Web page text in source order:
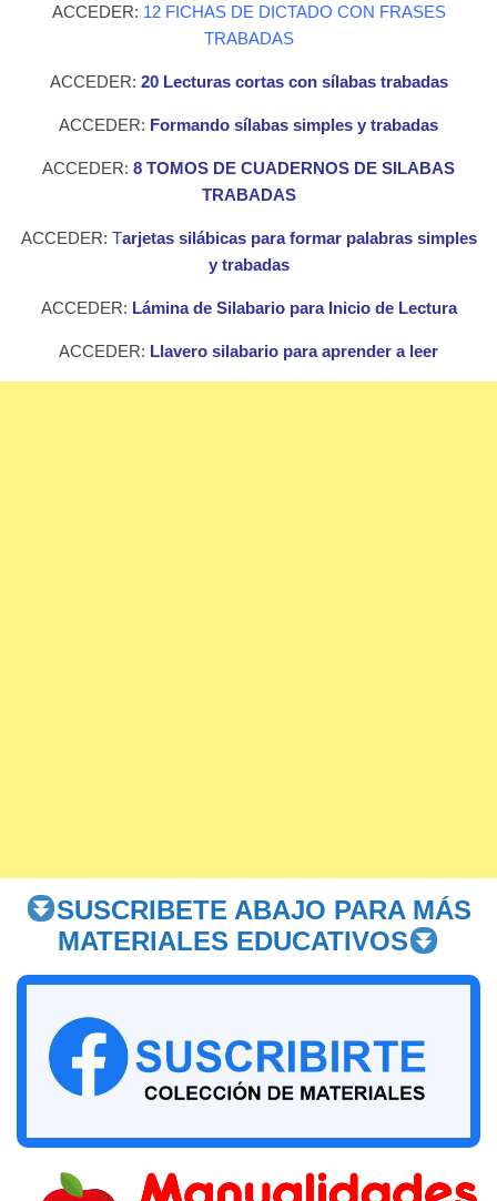
ACCEDER: 12 FICHAS DE DICTADO CON FRASES
TRABADAS
ACCEDER: 20 Lecturas cortas con sílabas trabadas
ACCEDER: Formando sílabas simples y trabadas
ACCEDER: 8 TOMOS DE CUADERNOS DE SILABAS
TRABADAS
ACCEDER: Tarjetas silábicas para formar palabras simples
y trabadas
ACCEDER: Lámina de Silabario para Inicio de Lectura
ACCEDER: Llavero silabario para aprender a leer
SUSCRIBETE ABAJO PARA MÁS
MATERIALES EDUCATIVOS